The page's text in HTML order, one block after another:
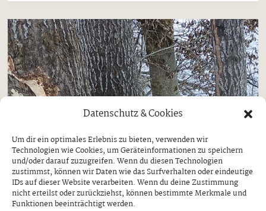
Datenschutz & Cookies
Um dir ein optimales Erlebnis zu bieten, verwenden wir
Technologien wie Cookies, um Geräteinformationen zu speichern
und/oder darauf zuzugreifen. Wenn du diesen Technologien
zustimmst, können wir Daten wie das Surfverhalten oder eindeutige
IDs auf dieser Website verarbeiten. Wenn du deine Zustimmung
nicht erteilst oder zurückziehst, können bestimmte Merkmale und
Funktionen beeinträchtigt werden.